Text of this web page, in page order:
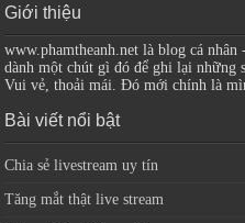
Giới thiệu
www.phamtheanh.net là blog cá
dành một chút gì đó để ghi lại những
Vui vẻ, thoải mái. Đó mới chính là
Bài viết nổi bật
Chia sẻ livestream uy tín
Tăng mắt thật live stream